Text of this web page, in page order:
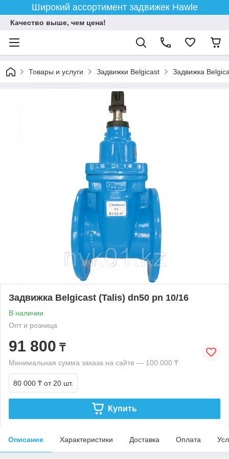
Широкий ассортимент задвижек Hawle
Качество выше, чем цена!
Товары и услуги Задвижки Belgicast Задвижка
Задвижка Belgicast (Talis) dn50 pn 10/16
В наличии
Опт и розница
91 800 ₸
Минимальная сумма заказа на сайте — 100 000 ₸
80 000 ₸ от 20 шт.
Купить
Описание Характеристики Доставка Оплата